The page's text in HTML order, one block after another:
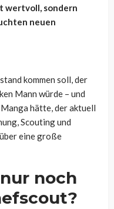
wertvoll, sondern
neuen
kommen soll, der
Mann würde – und
hätte, der aktuell
Scouting und
eine große
noch